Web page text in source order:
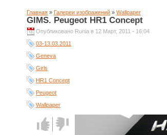
Главная » Галереи изображений » Wallpaper
GIMS. Peugeot HR1 Concept
Опубликовано Runia в 12 Март, 2011 - 16:04
03-13.03.2011
Geneva
Girls
HR1 Concept
Peugeot
Wallpaper
Голос за!Голос
против!